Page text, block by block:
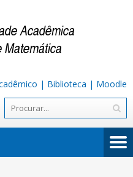
| Biblioteca | Moodle